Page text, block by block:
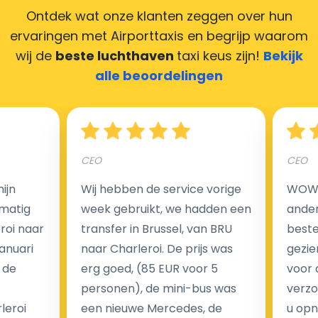
Hoeveel kost een luchthaven taxi transfer in
luchthaventaxi's is een vast tarief voor uw rit. In
tegenstelling tot traditionele taxi's met taxameter
brengen wij u geen extra kosten in rekening voor de
nachtrit.
We hebben geen ophaaltarief of extra kosten voor
wachttijd als uw vlucht vertraging heeft.
Kijk op onze website voor meer informatie over uw
Ontdek wat onze klanten zeggen over hun
ervaringen met Airporttaxis en begrijp waarom
wij de beste luchthaven taxi keus zijn! Bekijk
alle beoordelingen
naar
CEO
Wij hebben de service vorige
week gebruikt, we hadden een
transfer in Brussel, van BRU
naar Charleroi. De prijs was
erg goed, (85 EUR voor 5
personen), de mini-bus was
een nieuwe Mercedes, de
CEO
voor
u